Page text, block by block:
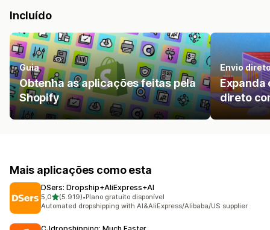
Incluído
Guia
Obtenha as aplicações feitas pela
Shopify
Envio
Expanda
direto
Mais aplicações como esta
DSers: Dropship+AliExpress+AI
5,0de 5 estrelas
(5.919)
5919 total de avaliações
•Plano gratuito disponível
Automated dropshipping with AI&AliExpress/Alibaba/US supplier